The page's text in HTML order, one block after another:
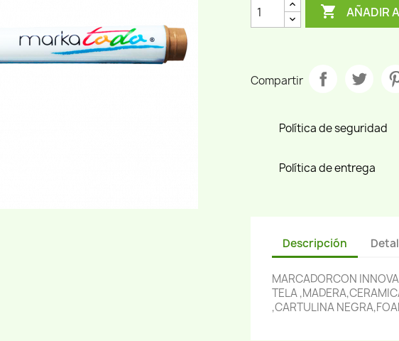
 AÑADIR
Compartir
Política de seguridad
Política de entrega
Descripción
MARCADORCON
TELA
,CARTULINA